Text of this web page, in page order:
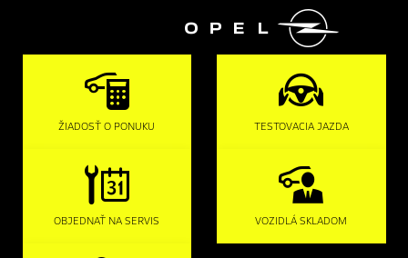

ŽIADOSŤ O PONUKU TESTOVACIA JAZDA
OBJEDNAŤ NA SERVIS VOZIDLÁ SKLADOM